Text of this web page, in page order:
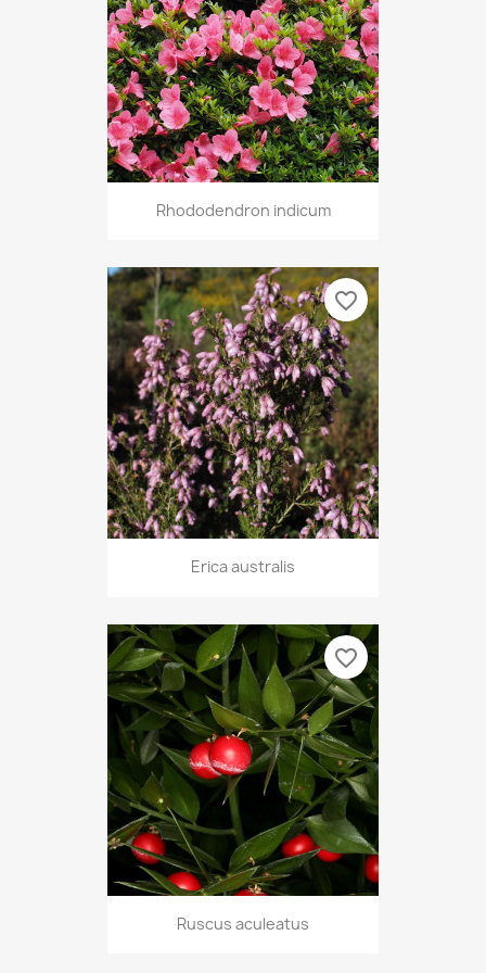
Rhododendron indicum
Erica australis
favorite_border
Ruscus aculeatus
favorite_border